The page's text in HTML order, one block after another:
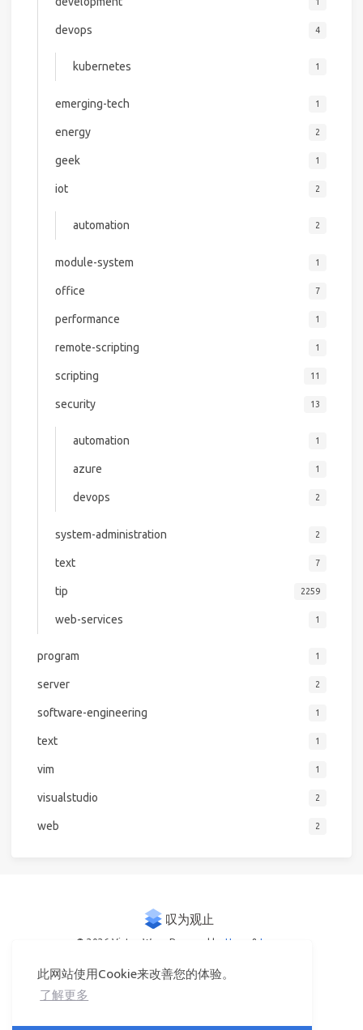
此网站使用Cookie来改善您的体验。
了解更多
devops 4
kubernetes 1
emerging-tech 1
energy 2
geek 1
iot 2
automation 2
module-system 1
office 7
performance 1
remote-scripting 1
scripting 11
security 13
automation 1
azure 1
devops 2
system-administration 2
text 7
tip 2259
web-services 1
program 1
server 2
software-engineering 1
text 1
vim 1
visualstudio 2
web 2
© 2026 Victor Woo Powered by Hexo & Icarus